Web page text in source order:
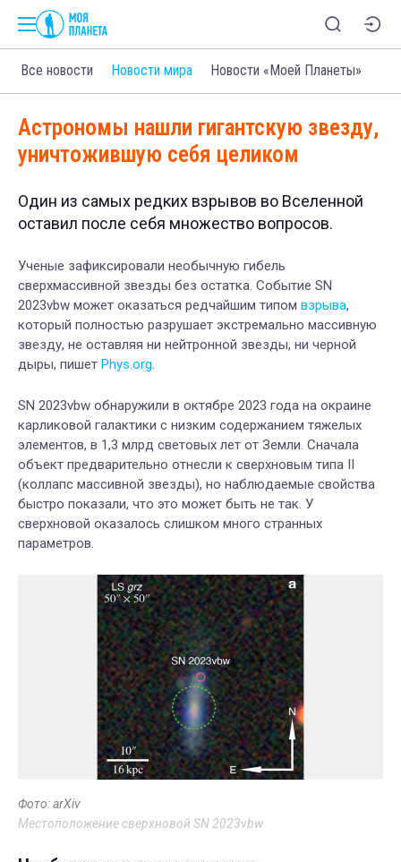
Все новости Новости мира Новости «Моей Планеты»
Астрономы нашли гигантскую звезду,
уничтожившую себя целиком
Один из самых редких взрывов во Вселенной
оставил после себя множество вопросов.
Ученые зафиксировали необычную гибель
сверхмассивной звезды без остатка. Событие SN
2023vbw может оказаться редчайшим типом взрыва,
который полностью разрушает экстремально массивную
звезду, не оставляя ни нейтронной звезды, ни черной
дыры, пишет Phys.org.
SN 2023vbw обнаружили в октябре 2023 года на окраине
карликовой галактики с низким содержанием тяжелых
элементов, в 1,3 млрд световых лет от Земли. Сначала
объект предварительно отнесли к сверхновым типа II
(коллапс массивной звезды), но наблюдаемые свойства
быстро показали, что это может быть не так. У
сверхновой оказалось слишком много странных
параметров.
Фото: arXiv
Местоположение сверхновой SN 2023vbw